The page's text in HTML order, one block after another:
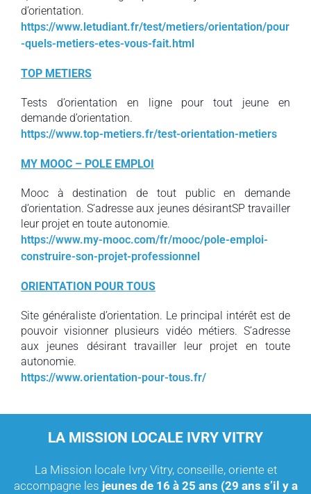
d’orientation.
https://www.letudiant.fr/test/metiers/orientation/pour
-quels-metiers-etes-vous-fait.html
TOP METIERS
Tests d’orientation en ligne pour tout jeune en
demande d’orientation.
https://www.top-metiers.fr/test-orientation-metiers
MY MOOC – POLE EMPLOI
Mooc à destination de tout public en demande
d’orientation. S’adresse aux jeunes désirantSP travailler
leur projet en toute autonomie.
https://www.my-mooc.com/fr/mooc/pole-emploi-
construire-son-projet-professionnel
ORIENTATION POUR TOUS
Site généraliste d’orientation. Le principal intérêt est de
pouvoir visionner plusieurs vidéo métiers. S’adresse
aux jeunes désirant travailler leur projet en toute
autonomie.
https://www.orientation-pour-tous.fr/
LA MISSION LOCALE IVRY VITRY
La Mission locale Ivry Vitry, conseille, oriente et
accompagne les jeunes de 16 à 25 ans (29 ans s’il y a